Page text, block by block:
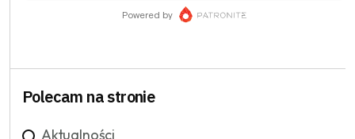
Polecam na stronie
Aktualności